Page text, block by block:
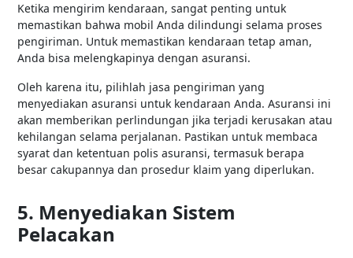
Ketika mengirim kendaraan, sangat penting untuk
memastikan bahwa mobil Anda dilindungi selama proses
pengiriman. Untuk memastikan kendaraan tetap aman,
Anda bisa melengkapinya dengan asuransi.
Oleh karena itu, pilihlah jasa pengiriman yang
menyediakan asuransi untuk kendaraan Anda. Asuransi ini
akan memberikan perlindungan jika terjadi kerusakan atau
kehilangan selama perjalanan. Pastikan untuk membaca
syarat dan ketentuan polis asuransi, termasuk berapa
besar cakupannya dan prosedur klaim yang diperlukan.
5. Menyediakan Sistem
Pelacakan